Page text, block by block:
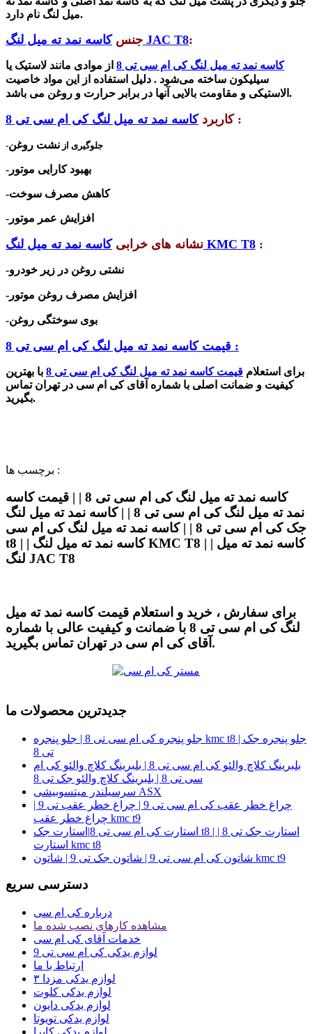
میل لنگ نام دارد.
جنس کاسه نمد ته میل لنگ JAC T8:
کاسه نمد ته میل لنگ کی ام سی تی 8
از موادی مانند لاستیک یا
سیلیکون ساخته می‌شود . دلیل استفاده از این مواد خاصیت
الاستیکی و مقاومت بالایی آنها در برابر حرارت و روغن می باشد.
کاربردکاسه نمد ته میل لنگ کی ام سی تی 8 :
-جلوگیری از
-بهبود کارایی موتور
-کاهش مصرف سوخت
-افزایش عمر موتور
نشانه های خرابی کاسه نمد ته میل لنگ KMC T8 :
-نشتی روغن در زیر خودرو
-افزایش مصرف روغن موتور
-بوی سوختگی روغن
قیمت کاسه نمد ته میل لنگ کی ام سی تی 8 :
برای استعلام قیمت کاسه نمد ته میل لنگ کی ام سی تی 8
با بهترین
کیفیت و ضمانت اصلی با شماره آقای کی ام سی در تهران تماس
بگیرید.
برچسب ها :
کاسه نمد ته میل لنگ کی ام سی تی 8 | | قیمت کاسه
نمد ته میل لنگ کی ام سی تی 8 | | کاسه نمد ته میل لنگ
جک کی ام سی تی 8 | | کاسه نمد ته میل لنگ کی ام سی
t8 | | کاسه نمد ته میل لنگ KMC T8 | | کاسه نمد ته میل
لنگ JAC T8
برای سفارش ، خرید و استعلام قیمت کاسه نمد ته میل
لنگ کی ام سی تی 8 با ضمانت و کیفیت عالی با شماره
آقای کی ام سی در تهران تماس بگیرید.
جدیدترین محصولات ما
جلو پنجره کی ام سی تی 8 | جلو پنجره kmc t8 | جلو پنجره جک
تی 8
بلبرینگ کلاچ والئو کی ام سی تی 8 | بلبرینگ کلاچ والئو کی ام
سی تی 8 | بلبرینگ کلاچ والئو جک تی 8
سرسیلندر میتسوبیشی ASX
چراغ خطر عقب کی ام سی تی 9 | چراغ خطر عقب تی 9 |
چراغ خطر عقب kmc t9
استارت کی ام سی تی 8|استارت جک t8 | استارت جک تی 8 |
استارت kmc t8
شاتون کی ام سی تی 9 | شاتون جک تی 9 | شاتون kmc t9
دسترسی سریع
درباره کی ام سی
مشاهده کارهای نصب شده ما
خدمات آقای کی ام سی
لوازم یدکی کی ام سی تی 9
ارتباط با ما
لوازم یدکی مزدا ۳
لوازم یدکی کلوت
لوازم یدکی دایون
لوازم یدکی تویوتا
لوازم یدکی کاپرا